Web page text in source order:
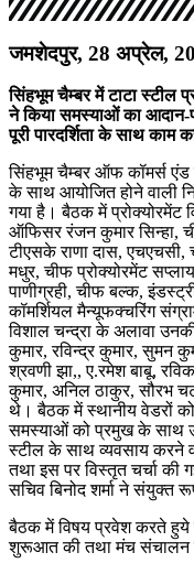
जमशेदपुर, 28 अप्रेल,
सिंहभूम चैम्बर में टाटा स्टील
ने किया समस्याओं का आदान-
पूरी पारदर्शिता के साथ काम
सिंहभूम चैम्बर ऑफ कॉमर्स एंड
के साथ आयोजित होने वाली
गया है। बैठक में प्रोक्योरमेंट
ऑफिसर रंजन कुमार सिन्हा,
टीएसके राणा दास,
मधुर, चीफ प्रोक्योरमेंट
पाणीग्रही, चीफ बल्क,
कॉमर्शियल मैन्यूफक्चरिंग
विशाल चन्द्रा के अलावा
कुमार, रविन्द्र कुमार, सुमन
श्रवणी झा,, ए.रमेश बाबू,
कुमार, अनिल ठाकुर, सौरभ
थे। बैठक में स्थानीय वेडरों को
समस्याओं को प्रमुख के साथ
स्टील के साथ व्यवसाय करने
तथा इस पर विस्तृत चर्चा की
सचिव बिनोद शर्मा ने संयुक्त
बैठक में विषय प्रवेश करते हुये
शुरूआत की तथा मंच संचालन